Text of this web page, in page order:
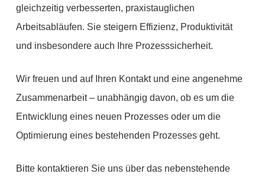
gleichzeitig verbesserten, praxistauglichen
Arbeitsabläufen. Sie steigern Effizienz, Produktivität
und insbesondere auch Ihre Prozesssicherheit.
Wir freuen und auf Ihren Kontakt und eine angenehme
Zusammenarbeit – unabhängig davon, ob es um die
Entwicklung eines neuen Prozesses oder um die
Optimierung eines bestehenden Prozesses geht.
Bitte kontaktieren Sie uns über das nebenstehende